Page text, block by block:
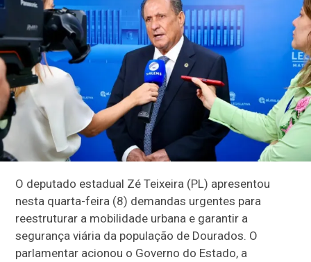
O deputado estadual Zé Teixeira (PL) apresentou
nesta quarta-feira (8) demandas urgentes para
reestruturar a mobilidade urbana e garantir a
segurança viária da população de Dourados. O
parlamentar acionou o Governo do Estado, a